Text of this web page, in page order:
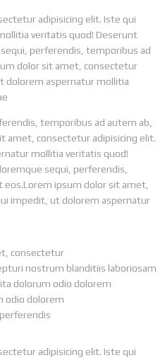
adipisicing elit. Iste qui
veritatis quod! Deserunt
perferendis, temporibus ad
dolor sit amet, consectetur
dolorem aspernatur mollitia
temporibus ad autem ab,
amet, consectetur adipisicing elit.
mollitia veritatis quod!
sequi, perferendis,
ipsum dolor sit amet,
impedit, ut dolorem aspernatur
consectetur
nostrum blanditiis laboriosam
dolorum odio dolorem
odio dolorem
adipisicing elit. Iste qui